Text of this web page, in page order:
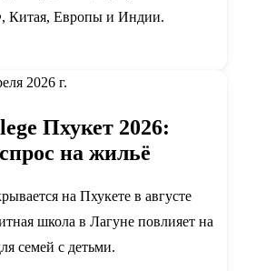
Китая, Европы и Индии.
2026 г.
Пхукет 2026:
на жильё
на Пхукете в августе
школа в Лагуне повлияет на
семей с детьми.